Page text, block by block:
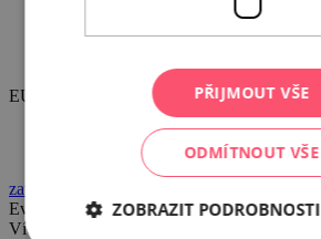
EUREGIOtour.net
zavřít
Evropská komise
Více informací
PŘIJMOUT VŠE
ODMÍTNOUT VŠE
ZOBRAZIT PODROBNOSTI